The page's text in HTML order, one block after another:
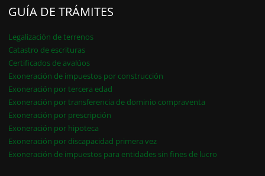
GUÍA DE TRÁMITES
Legalización de terrenos
Catastro de escrituras
Certificados de avalúos
Exoneración de impuestos por construcción
Exoneración por tercera edad
Exoneración por transferencia de dominio compraventa
Exoneración por prescripción
Exoneración por hipoteca
Exoneración por discapacidad primera vez
Exoneración de impuestos para entidades sin fines de lucro